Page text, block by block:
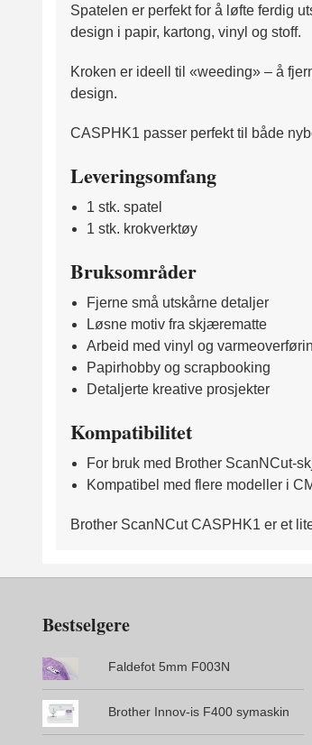
Spatelen er perfekt for å løfte ferdig
design i papir, kartong, vinyl og stoff.
Kroken er ideell til «weeding» – å
design.
CASPHK1 passer perfekt til både
Leveringsomfang
1 stk. spatel
1 stk. krokverktøy
Bruksområder
Fjerne små utskårne detaljer
Løsne motiv fra skjærematte
Arbeid med vinyl og
Papirhobby og scrapbooking
Detaljerte kreative prosjekter
Kompatibilitet
For bruk med Brother ScanNCut-
Kompatibel med flere modeller i
Brother ScanNCut CASPHK1 er et
Bestselgere
Faldefot 5mm F003N
Brother Innov-is F400 symaskin